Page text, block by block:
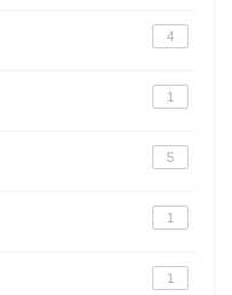
4
1
5
1
1